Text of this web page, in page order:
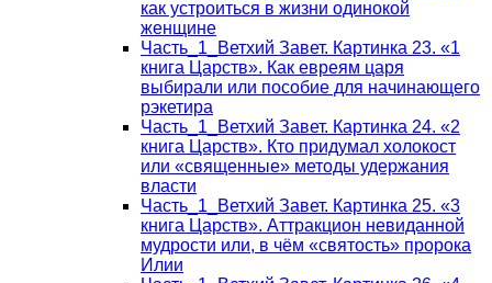
как устроиться в жизни одинокой
женщине
Часть_1_Ветхий Завет. Картинка 23. «1
книга Царств». Как евреям царя
выбирали или пособие для начинающего
рэкетира
Часть_1_Ветхий Завет. Картинка 24. «2
книга Царств». Кто придумал холокост
или «священные» методы удержания
власти
Часть_1_Ветхий Завет. Картинка 25. «3
книга Царств». Аттракцион невиданной
мудрости или, в чём «святость» пророка
Илии